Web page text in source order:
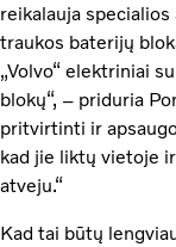
reikalauja
traukos baterijų
„Volvo“ elektriniai
blokų“, – priduria
pritvirtinti ir
kad jie liktų vietoje
atveju.“
Kad tai būtų